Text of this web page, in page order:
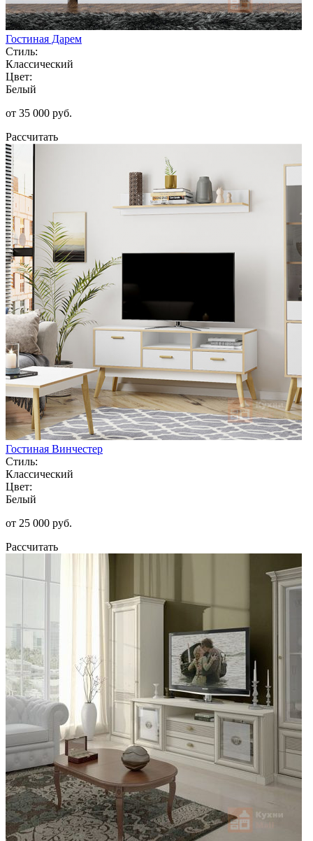
Гостиная Дарем
Стиль:
Классический
Цвет:
Белый
от 35 000 руб.
Рассчитать
Гостиная Винчестер
Стиль:
Классический
Цвет:
Белый
от 25 000 руб.
Рассчитать